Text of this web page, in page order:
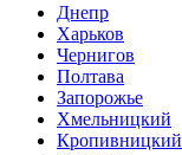
Днепр
Харьков
Чернигов
Полтава
Запорожье
Хмельницкий
Кропивницкий